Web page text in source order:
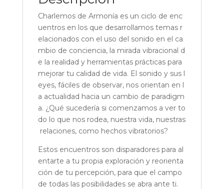
Charlemos de Armonía es un ciclo de enc
uentros en los que desarrollamos temas r
elacionados con el uso del sonido en el ca
mbio de conciencia, la mirada vibracional d
e la realidad y herramientas prácticas para
mejorar tu calidad de vida. El sonido y sus l
eyes, fáciles de observar, nos orientan en l
a actualidad hacia un cambio de paradigm
a. ¿Qué sucedería si comenzamos a ver to
do lo que nos rodea, nuestra vida, nuestras
relaciones, como hechos vibratorios?
Estos encuentros son disparadores para al
entarte a tu propia exploración y reorienta
ción de tu percepción, para que el campo
de todas las posibilidades se abra ante ti.